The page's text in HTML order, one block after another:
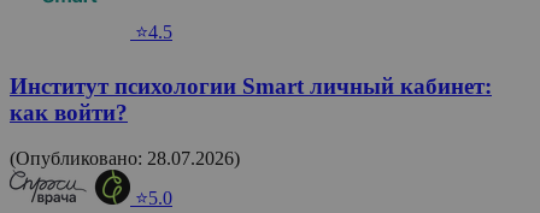
⭐4.5
Институт психологии Smart личный кабинет:
как войти?
(Опубликовано: 28.07.2026)
⭐5.0